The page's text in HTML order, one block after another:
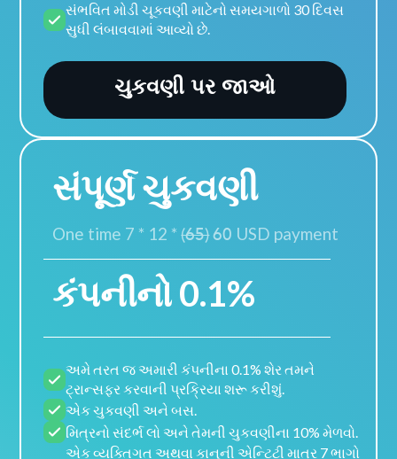
સંભવિત મોડી ચૂકવણી માટેનો સમયગાળો 30 દિવસ
સુધી લંબાવવામાં આવ્યો છે.
ચુકવણી પર જાઓ
સંપૂર્ણ ચુકવણી
One time 7 * 12 *(65)60 USD payment
કંપનીનો 0.1%
અમે તરત જ અમારી કંપનીના 0.1% શેર તમને
ટ્રાન્સફર કરવાની પ્રક્રિયા શરૂ કરીશું.
એક ચુકવણી અને બસ.
મિત્રનો સંદર્ભ લો અને તેમની ચુકવણીના 10% મેળવો.
એક વ્યક્તિગત અથવા કાનૂની એન્ટિટી માત્ર 7 ભાગો